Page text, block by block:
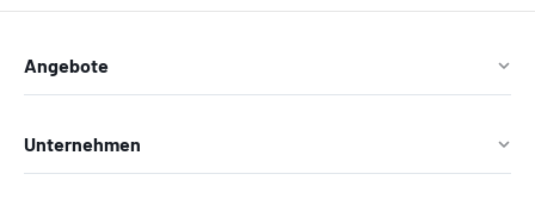
Angebote
Unternehmen